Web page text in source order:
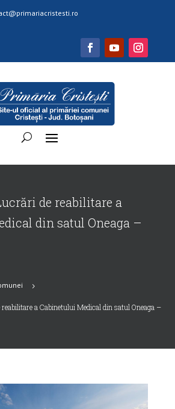
de reabilitare a
din satul Oneaga –
5
a Cabinetului Medical din satul Oneaga –